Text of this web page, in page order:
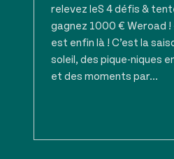
relevez leS 4 défis &
gagnez 1000 € Weroad
est enfin là ! C’est la
soleil, des pique-niques
et des moments par...